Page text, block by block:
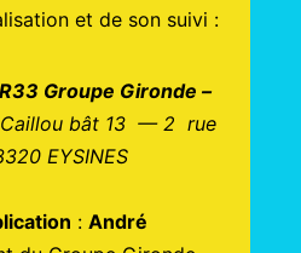
et de son suivi :
Groupe Gironde –
Caillou bât 13 — 2 rue
EYSINES
: André